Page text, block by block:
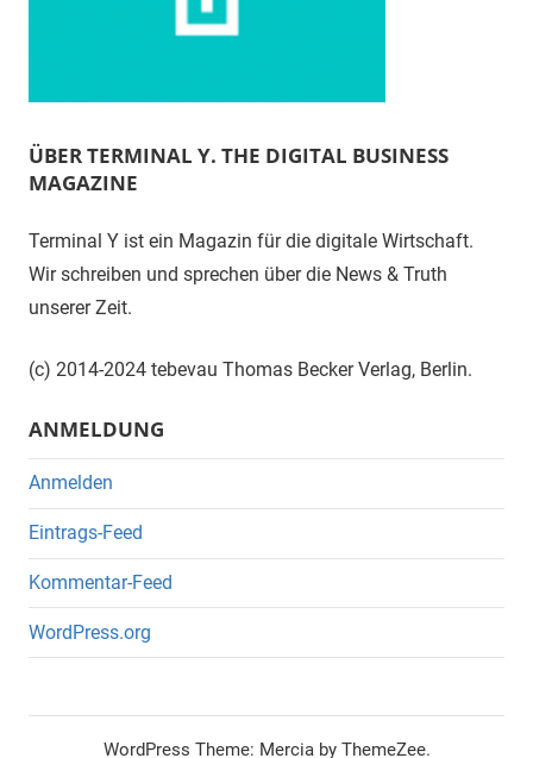
ÜBER TERMINAL Y. THE DIGITAL BUSINESS
MAGAZINE
Terminal Y ist ein Magazin für die digitale Wirtschaft.
Wir schreiben und sprechen über die News & Truth
unserer Zeit.
(c) 2014-2024 tebevau Thomas Becker Verlag, Berlin.
ANMELDUNG
Anmelden
Eintrags-Feed
Kommentar-Feed
WordPress.org
WordPress Theme: Mercia by ThemeZee.